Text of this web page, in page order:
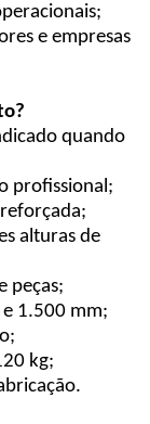
e empresas
quando
profissional;
alturas de
peças;
1.500 mm;
kg;